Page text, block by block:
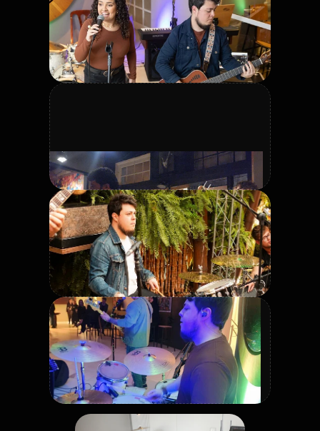
Legenda da foto: inserir texto curto.
Legenda da foto: inserir texto curto.
Legenda da foto: inserir texto curto.